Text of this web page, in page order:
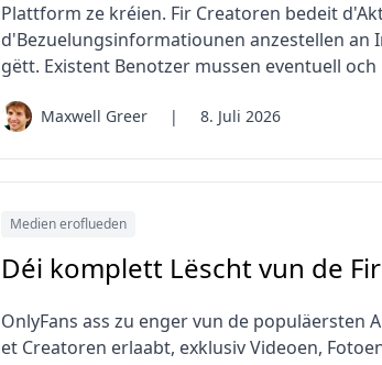
Plattform ze kréien. Fir Creatoren bedeit
d'Bezuelungsinformatiounen anzestellen an
gëtt. Existent Benotzer mussen eventuell
Maxwell Greer | 8. Juli 2026
Medien eroflueden
Déi komplett Lëscht vun de
OnlyFans ass zu enger vun de
et Creatoren erlaabt, exklusiv Videoen,